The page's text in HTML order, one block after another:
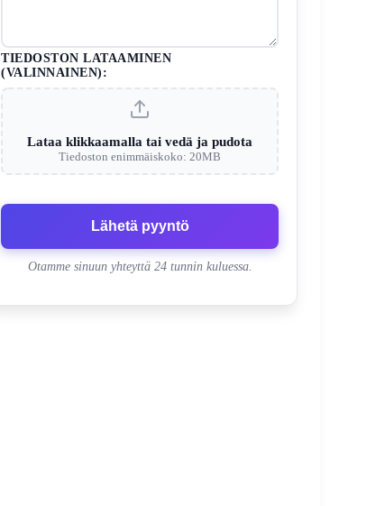
TIEDOSTON LATAAMINEN
(VALINNAINEN):
Lataa klikkaamalla tai vedä ja pudota
Tiedoston enimmäiskoko: 20MB
Lähetä pyyntö
Otamme sinuun yhteyttä 24 tunnin kuluessa.